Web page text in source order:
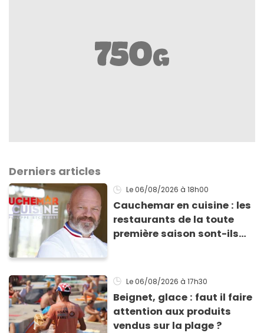
Derniers articles
Le 06/08/2026 à 18h00
Cauchemar en cuisine : les
restaurants de la toute
première saison sont-ils
Le 06/08/2026 à 17h30
Beignet, glace : faut il faire
attention aux produits
vendus sur la plage ?